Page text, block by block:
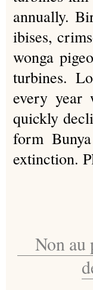
annually.
ibises,
wonga
turbines.
every year
quickly
form
extinction.
Non au